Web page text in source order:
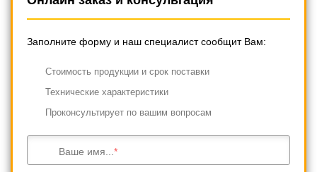
Заполните форму и наш специалист сообщит Вам:
Cтоимость продукции и срок поставки
Технические характеристики
Проконсультирует по вашим вопросам
Ваше имя...